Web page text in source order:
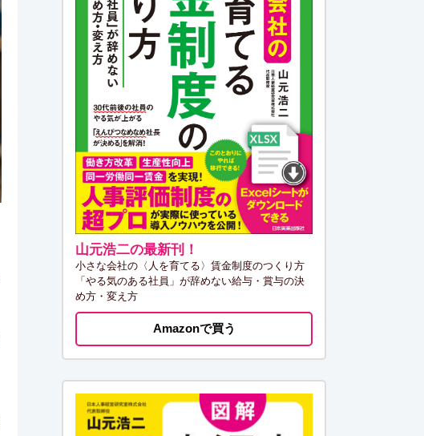
山元浩二の最新刊！
小さな会社の〈人を育てる〉賃金制度のつくり方
「やる気のある社員」が辞めない給与・賞与の決
め方・変え方
Amazonで買う